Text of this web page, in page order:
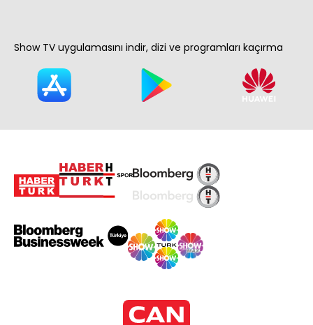
Show TV uygulamasını indir, dizi ve programları kaçırma